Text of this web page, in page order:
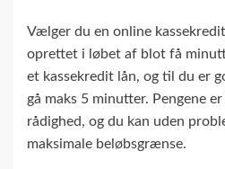
Vælger du en online
oprettet i løbet af blot få
et kassekredit lån, og til du er
gå maks 5 minutter. Pengene
rådighed, og du kan uden
maksimale beløbsgrænse.